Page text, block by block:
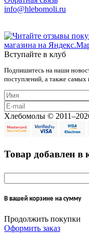
info@hlebomoli.ru
Вступайте в клуб
Подпишитесь на наши
поступлений, а также самых
Хлебомолы ©
Товар добавлен в
В вашей корзине на сумму
Продолжить покупки
Оформить заказ